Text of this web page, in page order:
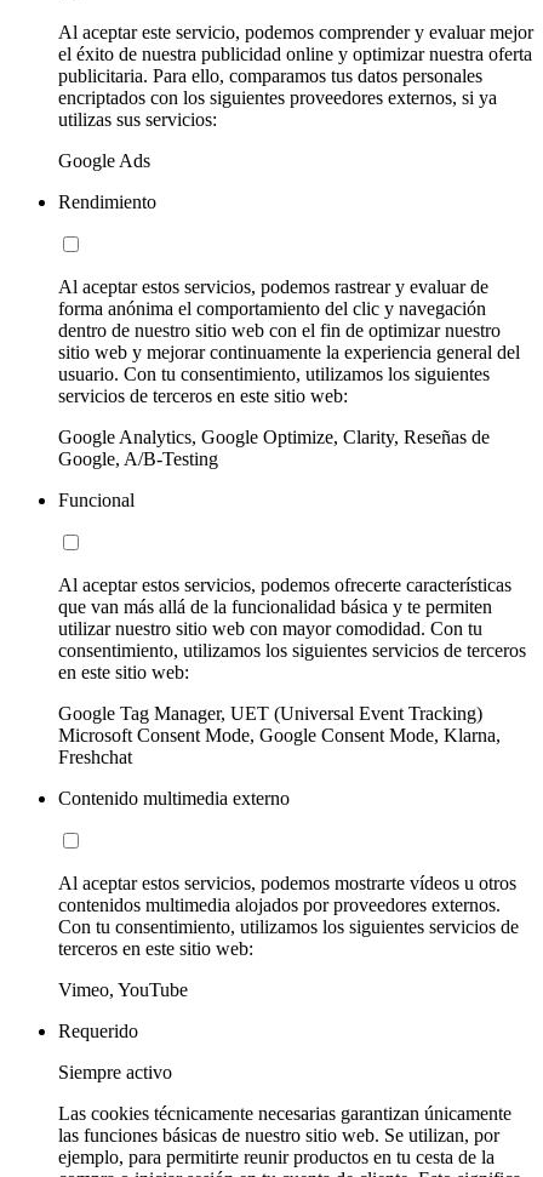
Al aceptar este servicio, podemos comprender y evaluar mejor
el éxito de nuestra publicidad online y optimizar nuestra oferta
publicitaria. Para ello, comparamos tus datos personales
encriptados con los siguientes proveedores externos, si ya
utilizas sus servicios:
Google Ads
Rendimiento
Al aceptar estos servicios, podemos rastrear y evaluar de
forma anónima el comportamiento del clic y navegación
dentro de nuestro sitio web con el fin de optimizar nuestro
sitio web y mejorar continuamente la experiencia general del
usuario. Con tu consentimiento, utilizamos los siguientes
servicios de terceros en este sitio web:
Google Analytics, Google Optimize, Clarity, Reseñas de
Google, A/B-Testing
Funcional
Al aceptar estos servicios, podemos ofrecerte características
que van más allá de la funcionalidad básica y te permiten
utilizar nuestro sitio web con mayor comodidad. Con tu
consentimiento, utilizamos los siguientes servicios de terceros
en este sitio web:
Google Tag Manager, UET (Universal Event Tracking)
Microsoft Consent Mode, Google Consent Mode, Klarna,
Freshchat
Contenido multimedia externo
Al aceptar estos servicios, podemos mostrarte vídeos u otros
contenidos multimedia alojados por proveedores externos.
Con tu consentimiento, utilizamos los siguientes servicios de
terceros en este sitio web:
Vimeo, YouTube
Requerido
Siempre activo
Las cookies técnicamente necesarias garantizan únicamente
las funciones básicas de nuestro sitio web. Se utilizan, por
ejemplo, para permitirte reunir productos en tu cesta de la